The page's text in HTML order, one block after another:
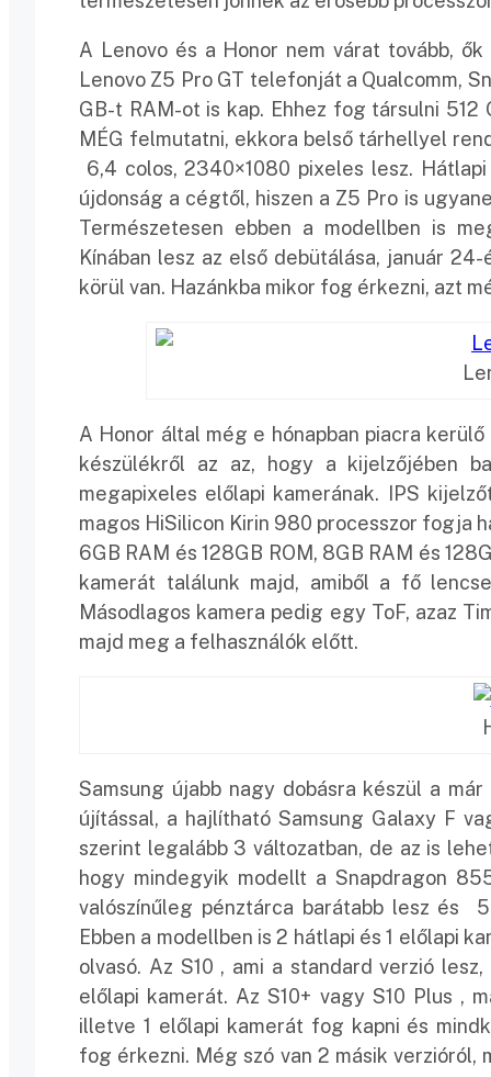
A Lenovo és a Honor nem várat tovább,
Lenovo Z5 Pro GT telefonját a Qualcomm,
GB-t RAM-ot is kap. Ehhez fog társulni
MÉG felmutatni, ekkora belső tárhellyel
6,4 colos, 2340×1080 pixeles lesz.
újdonság a cégtől, hiszen a Z5 Pro is
Természetesen ebben a modellben is
Kínában lesz az első debütálása, január
körül van. Hazánkba mikor fog érkezni, azt
A Honor által még e hónapban piacra
készülékről az az, hogy a kijelzőjében
megapixeles előlapi kamerának. IPS
magos HiSilicon Kirin 980 processzor fogja
6GB RAM és 128GB ROM, 8GB RAM és
kamerát találunk majd, amiből a fő
Másodlagos kamera pedig egy ToF, azaz
majd meg a felhasználók előtt.
Samsung újabb nagy dobásra készül a
újítással, a hajlítható Samsung Galaxy F
szerint legalább 3 változatban, de az is
hogy mindegyik modellt a Snapdragon
valószínűleg pénztárca barátabb lesz és
Ebben a modellben is 2 hátlapi és 1 előlapi
olvasó. Az S10 , ami a standard verzió
előlapi kamerát. Az S10+ vagy S10 Plus ,
illetve 1 előlapi kamerát fog kapni és
fog érkezni. Még szó van 2 másik verzióról,